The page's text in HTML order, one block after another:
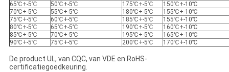
65℃+-5℃
50℃+-5℃ 175℃+-5℃
150℃+-10℃
70℃+-5℃
55℃+-5℃ 180℃+-5℃
155℃+-10℃
75℃+-5℃
60℃+-5℃ 185℃+-5℃
155℃+-10℃
80℃+-5℃
65℃+-5℃ 190℃+-5℃
160℃+-10℃
85℃+-5℃
70℃+-5℃ 195℃+-5℃
165℃+-10℃
90℃+-5℃
75℃+-5℃ 200℃+-5℃ 170℃+-10℃
De product UL, van CQC, van VDE en RoHS-
certificatiegoedkeuring.